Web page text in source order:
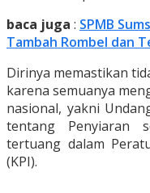
baca juga : SPMB
Tambah Rombel dan
Dirinya memastikan
karena semuanya
nasional, yakni
tentang Penyiaran
tertuang dalam
(KPI).